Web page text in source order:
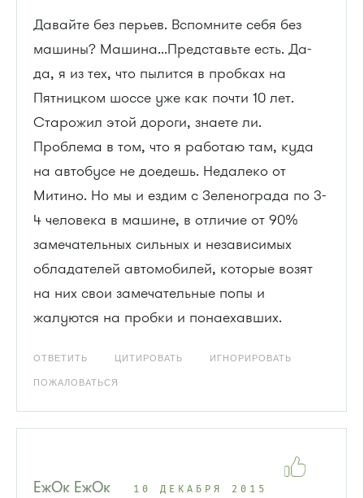
Давайте без перьев. Вспомните себя без
машины? Машина...Представьте есть. Да-
да, я из тех, что пылится в пробках на
Пятницком шоссе уже как почти 10 лет.
Старожил этой дороги, знаете ли.
Проблема в том, что я работаю там, куда
на автобусе не доедешь. Недалеко от
Митино. Но мы и ездим с Зеленограда по 3-
4 человека в машине, в отличие от 90%
замечательных сильных и независимых
обладателей автомобилей, которые возят
на них свои замечательные попы и
жалуются на пробки и понаехавших.
ОТВЕТИТЬ ЦИТИРОВАТЬ ИГНОРИРОВАТЬ
ПОЖАЛОВАТЬСЯ
ЕжОк ЕжОк 10 ДЕКАБРЯ 2015